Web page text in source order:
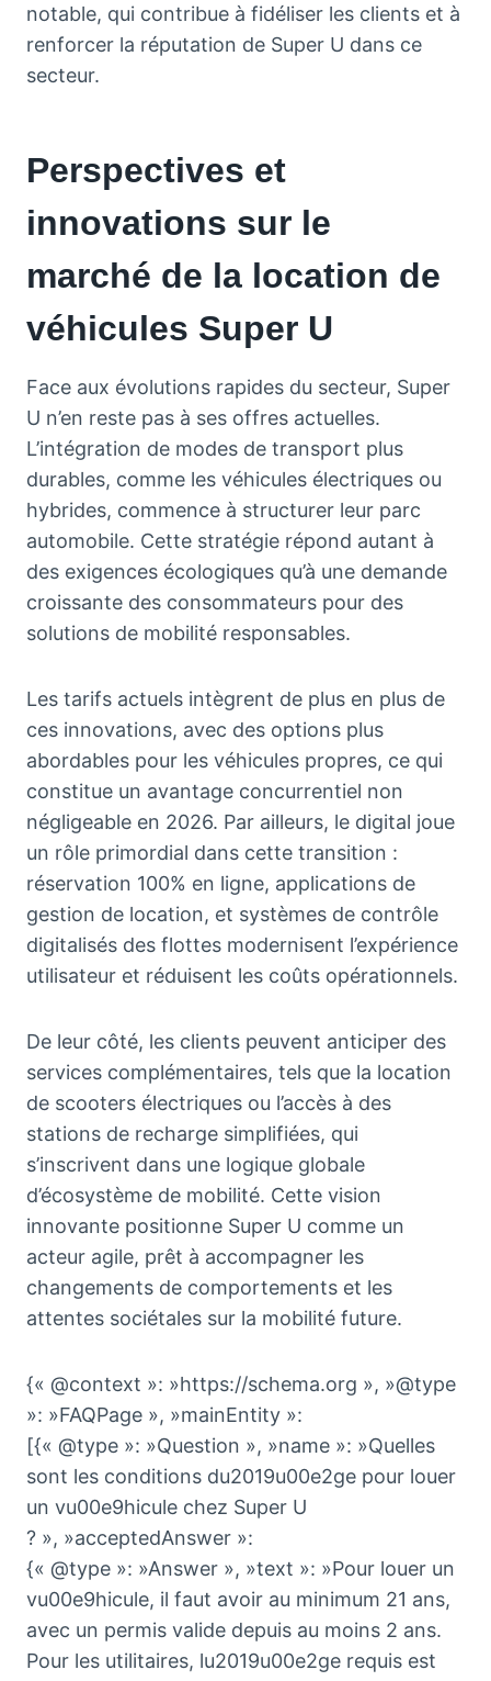
notable, qui contribue à fidéliser les clients et à
renforcer la réputation de Super U dans ce
secteur.
Perspectives et
innovations sur le
marché de la location de
véhicules Super U
Face aux évolutions rapides du secteur, Super
U n’en reste pas à ses offres actuelles.
L’intégration de modes de transport plus
durables, comme les véhicules électriques ou
hybrides, commence à structurer leur parc
automobile. Cette stratégie répond autant à
des exigences écologiques qu’à une demande
croissante des consommateurs pour des
solutions de mobilité responsables.
Les tarifs actuels intègrent de plus en plus de
ces innovations, avec des options plus
abordables pour les véhicules propres, ce qui
constitue un avantage concurrentiel non
négligeable en 2026. Par ailleurs, le digital joue
un rôle primordial dans cette transition :
réservation 100% en ligne, applications de
gestion de location, et systèmes de contrôle
digitalisés des flottes modernisent l’expérience
utilisateur et réduisent les coûts opérationnels.
De leur côté, les clients peuvent anticiper des
services complémentaires, tels que la location
de scooters électriques ou l’accès à des
stations de recharge simplifiées, qui
s’inscrivent dans une logique globale
d’écosystème de mobilité. Cette vision
innovante positionne Super U comme un
acteur agile, prêt à accompagner les
changements de comportements et les
attentes sociétales sur la mobilité future.
{« @context »: »https://schema.org », »@type
»: »FAQPage », »mainEntity »:
[{« @type »: »Question », »name »: »Quelles
sont les conditions du2019u00e2ge pour louer
un vu00e9hicule chez Super U
? », »acceptedAnswer »:
{« @type »: »Answer », »text »: »Pour louer un
vu00e9hicule, il faut avoir au minimum 21 ans,
avec un permis valide depuis au moins 2 ans.
Pour les utilitaires, lu2019u00e2ge requis est